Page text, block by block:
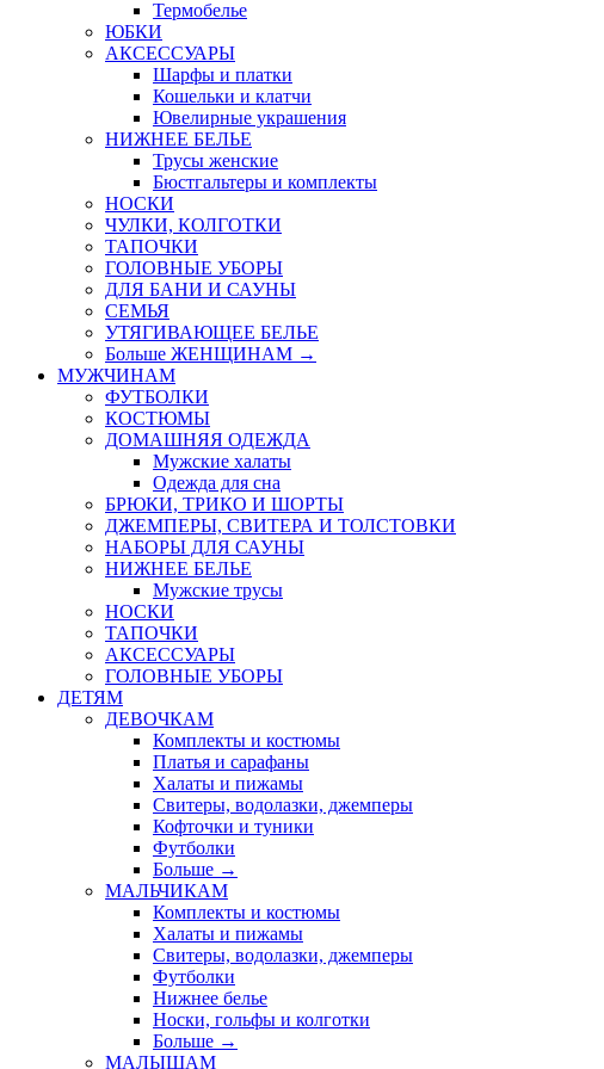
Термобелье
ЮБКИ
AКСЕССУАРЫ
Шарфы и платки
Кошельки и клатчи
Ювелирные украшения
НИЖНЕЕ БЕЛЬЕ
Трусы женские
Бюстгальтеры и комплекты
НОСКИ
ЧУЛКИ, КОЛГОТКИ
ТАПОЧКИ
ГОЛОВНЫЕ УБОРЫ
ДЛЯ БАНИ И САУНЫ
СЕМЬЯ
УТЯГИВАЮЩЕЕ БЕЛЬЕ
Больше ЖЕНЩИНАМ →
МУЖЧИНАМ
ФУТБОЛКИ
КОСТЮМЫ
ДОМАШНЯЯ ОДЕЖДА
Мужские халаты
Одежда для сна
БРЮКИ, ТРИКО И ШОРТЫ
ДЖЕМПЕРЫ, СВИТЕРА И ТОЛСТОВКИ
НАБОРЫ ДЛЯ САУНЫ
НИЖНЕЕ БЕЛЬЕ
Мужские трусы
НОСКИ
ТАПОЧКИ
АКСЕССУАРЫ
ГОЛОВНЫЕ УБОРЫ
ДЕТЯМ
ДЕВОЧКАМ
Комплекты и костюмы
Платья и сарафаны
Халаты и пижамы
Свитеры, водолазки, джемперы
Кофточки и туники
Футболки
Больше →
МАЛЬЧИКАМ
Комплекты и костюмы
Халаты и пижамы
Свитеры, водолазки, джемперы
Футболки
Нижнее белье
Носки, гольфы и колготки
Больше →
МАЛЫШАМ